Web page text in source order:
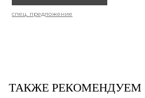
спец. предложение
ТАКЖЕ РЕКОМЕНДУЕМ